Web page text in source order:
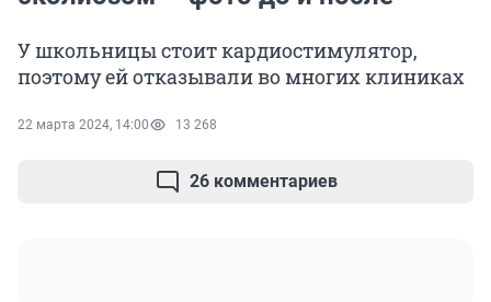
У школьницы стоит кардиостимулятор,
поэтому ей отказывали во многих клиниках
22 марта 2024, 14:00 13 268
26 комментариев